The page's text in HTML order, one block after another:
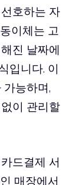
호하는 자
이체는 고
진 날짜에
입니다. 이
능하며,
이 관리할
드결제 서
매장에서